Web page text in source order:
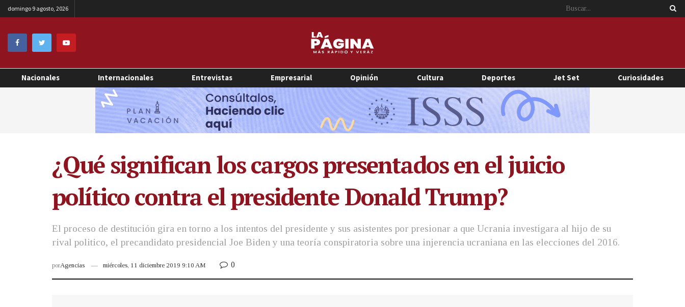
domingo 9 agosto, 2026
Nacionales Internacionales Entrevistas Empresarial Opinión Cultura Deportes Jet Set Curiosidades
¿Qué significan los cargos presentados en el juicio
político contra el presidente Donald Trump?
El proceso de destitución gira en torno a los intentos del presidente y sus asistentes por presionar a que Ucrania investigara al hijo de su
rival politico, el precandidato presidencial Joe Biden y una teoría conspiratoria sobre una injerencia ucraniana en las elecciones del 2016.
porAgencias miércoles, 11 diciembre 2019 9:10 AM 0